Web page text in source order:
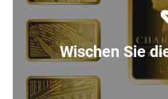
Wischen Sie